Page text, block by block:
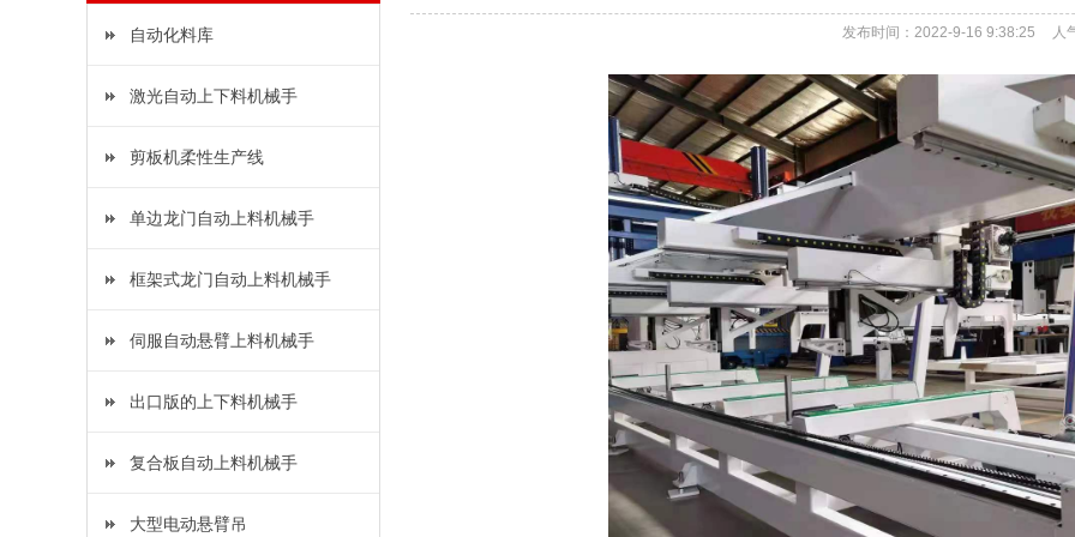
自动化料库
激光自动上下料机械手
剪板机柔性生产线
单边龙门自动上料机械手
框架式龙门自动上料机械手
伺服自动悬臂上料机械手
出口版的上下料机械手
复合板自动上料机械手
大型电动悬臂吊
发布时间：2022-9-16 9:38:25 人